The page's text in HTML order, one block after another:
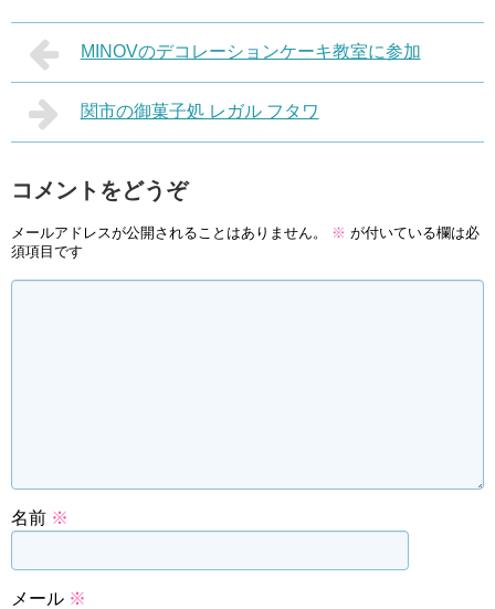
MINOVのデコレーションケーキ教室に参加
関市の御菓子処 レガル フタワ
コメントをどうぞ
メールアドレスが公開されることはありません。 ※ が付いている欄は必
須項目です
名前 ※
メール ※